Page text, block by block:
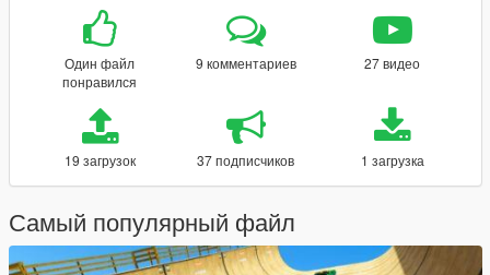
Один файл
понравился
9 комментариев 27 видео
19 загрузок 37 подписчиков 1 загрузка
Самый популярный файл